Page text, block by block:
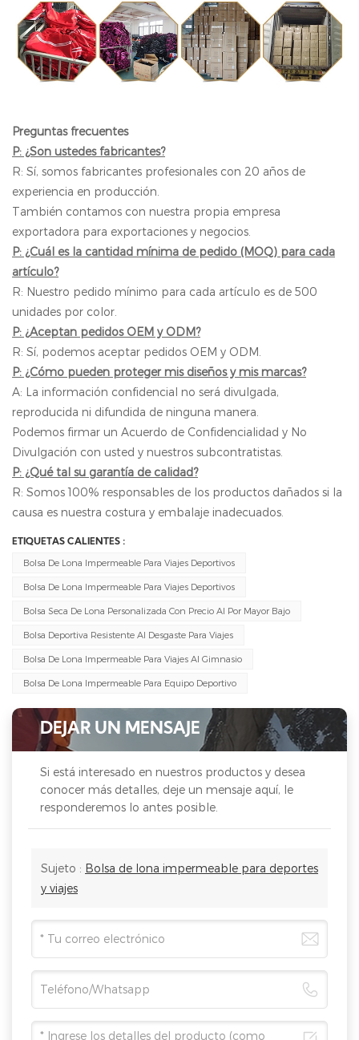
Preguntas frecuentes
P: ¿Son ustedes fabricantes?
R: Sí, somos fabricantes profesionales con 20 años de
experiencia en producción.
También contamos con nuestra propia empresa
exportadora para exportaciones y negocios.
P: ¿Cuál es la cantidad mínima de pedido (MOQ) para cada
artículo?
R: Nuestro pedido mínimo para cada artículo es de 500
unidades por color.
P: ¿Aceptan pedidos OEM y ODM?
R: Sí, podemos aceptar pedidos OEM y ODM.
P: ¿Cómo pueden proteger mis diseños y mis marcas?
A: La información confidencial no será divulgada,
reproducida ni difundida de ninguna manera.
Podemos firmar un Acuerdo de Confidencialidad y No
Divulgación con usted y nuestros subcontratistas.
P: ¿Qué tal su garantía de calidad?
R: Somos 100% responsables de los productos dañados si la
causa es nuestra costura y embalaje inadecuados.
ETIQUETAS CALIENTES :
Bolsa De Lona Impermeable Para Viajes Deportivos
Bolsa De Lona Impermeable Para Viajes Deportivos
Bolsa Seca De Lona Personalizada Con Precio Al Por Mayor Bajo
Bolsa Deportiva Resistente Al Desgaste Para Viajes
Bolsa De Lona Impermeable Para Viajes Al Gimnasio
Bolsa De Lona Impermeable Para Equipo Deportivo
DEJAR UN MENSAJE
Si está interesado en nuestros productos y desea
conocer más detalles, deje un mensaje aquí, le
responderemos lo antes posible.
Sujeto : Bolsa de lona impermeable para deportes
y viajes